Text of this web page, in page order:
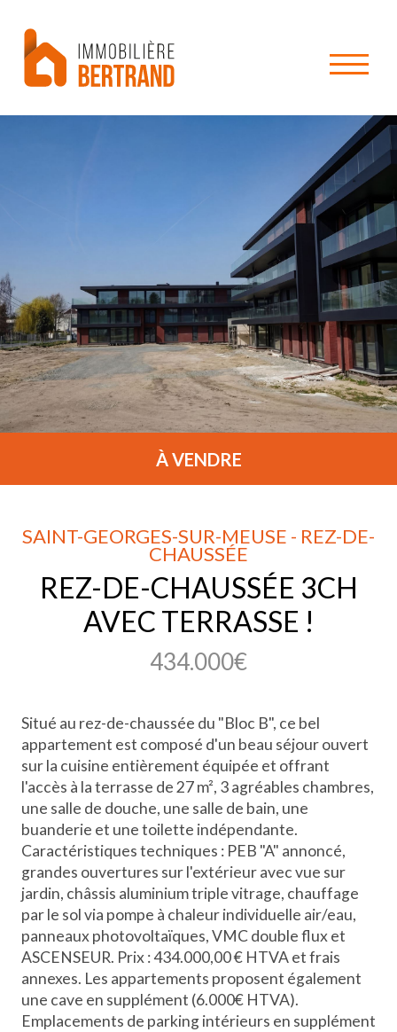
À VENDRE
SAINT-GEORGES-SUR-MEUSE - REZ-DE-
CHAUSSÉE
REZ-DE-CHAUSSÉE 3CH
AVEC TERRASSE !
434.000€
Situé au rez-de-chaussée du "Bloc B", ce bel
appartement est composé d'un beau séjour ouvert
sur la cuisine entièrement équipée et offrant
l'accès à la terrasse de 27 m², 3 agréables chambres,
une salle de douche, une salle de bain, une
buanderie et une toilette indépendante.
Caractéristiques techniques : PEB "A" annoncé,
grandes ouvertures sur l'extérieur avec vue sur
jardin, châssis aluminium triple vitrage, chauffage
par le sol via pompe à chaleur individuelle air/eau,
panneaux photovoltaïques, VMC double flux et
ASCENSEUR. Prix : 434.000,00 € HTVA et frais
annexes. Les appartements proposent également
une cave en supplément (6.000€ HTVA).
Emplacements de parking intérieurs en supplément